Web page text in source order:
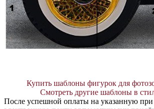
Купить шаблоны фигурок для
Смотреть другие шаблоны в
После успешной оплаты на указанную при